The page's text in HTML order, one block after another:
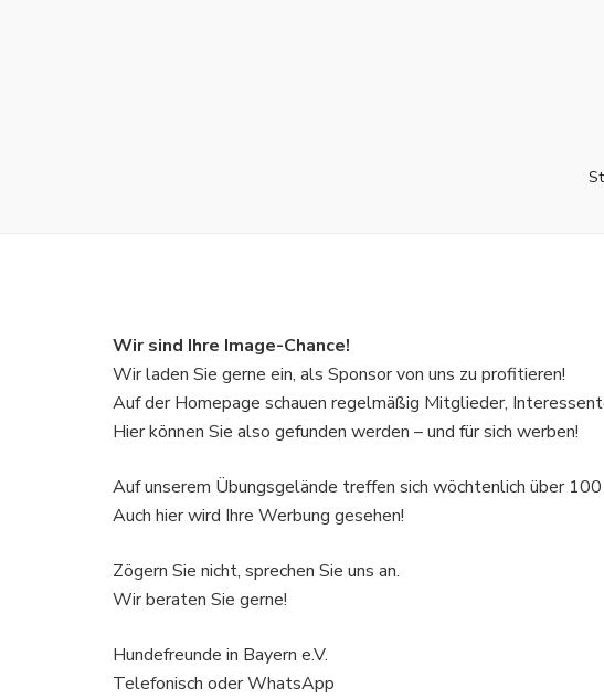
Wir sind Ihre Image-Chance!
Wir laden Sie gerne ein, als Sponsor von uns zu profitieren!
Auf der Homepage schauen regelmäßig Mitglieder,
Hier können Sie also gefunden werden – und für sich werben!
Auf unserem Übungsgelände treffen sich wöchtenlich über
Auch hier wird Ihre Werbung gesehen!
Zögern Sie nicht, sprechen Sie uns an.
Wir beraten Sie gerne!
Hundefreunde in Bayern e.V.
Telefonisch oder WhatsApp